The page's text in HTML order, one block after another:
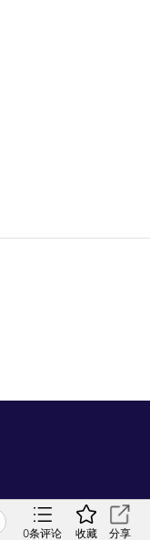
0条评论 收藏 分享